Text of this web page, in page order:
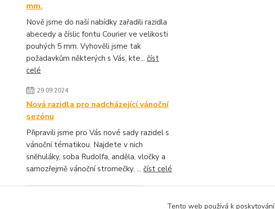
mm.
Nově jsme do naší nabídky zařadili razidla
abecedy a číslic fontu Courier ve velikosti
pouhých 5 mm. Vyhověli jsme tak
požadavkům některých s Vás, kte... číst
celé
29.09.2024
Nová razidla pro nadcházející vánoční
sezónu
Připravili jsme pro Vás nové sady razidel s
vánoční tématikou. Najdete v nich
sněhuláky, soba Rudolfa, anděla, vločky a
samozřejmě vánoční stromečky. ... číst celé
Tento web používá k